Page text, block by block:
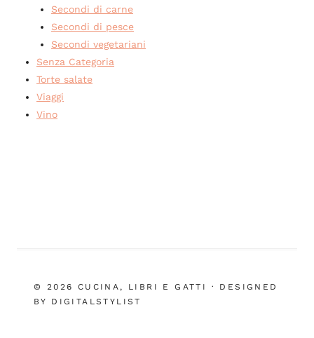
Secondi di carne
Secondi di pesce
Secondi vegetariani
Senza Categoria
Torte salate
Viaggi
Vino
© 2026 CUCINA, LIBRI E GATTI · DESIGNED
BY DIGITALSTYLIST